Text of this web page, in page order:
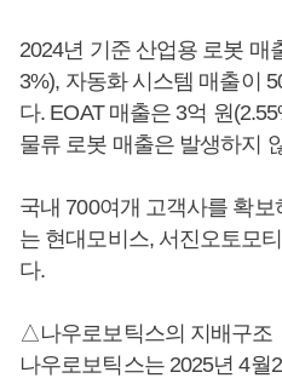
2024년 기준 산업용 로봇 매
3%), 자동화 시스템 매출이
다. EOAT 매출은 3억 원
물류 로봇 매출은 발생하지
국내 700여개 고객사를 확
는 현대모비스, 서진오토모
다.
△나우로보틱스의 지배구조
나우로보틱스는 2025년 4월